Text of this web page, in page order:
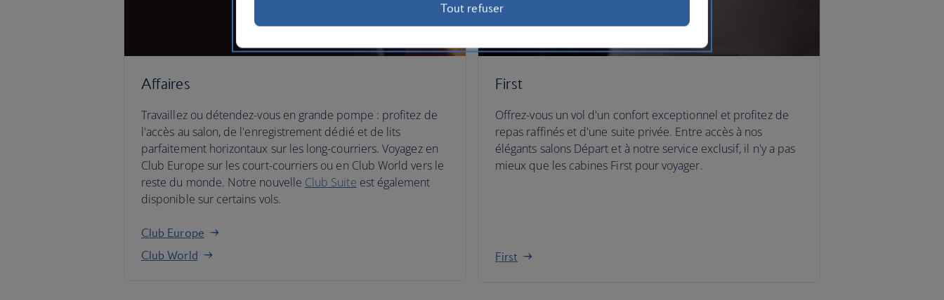
Affaires
Travaillez ou détendez-vous en grande pompe : profitez de
l'accès au salon, de l'enregistrement dédié et de lits
parfaitement horizontaux sur les long-courriers. Voyagez en
Club Europe sur les court-courriers ou en Club World vers le
reste du monde. Notre nouvelle Club Suite est également
disponible sur certains vols.
Club Europe
Club World
First
Offrez-vous un vol d'un confort exceptionnel et profitez de
repas raffinés et d'une suite privée. Entre accès à nos
élégants salons Départ et à notre service exclusif, il n'y a pas
mieux que les cabines First pour voyager.
First
Tout refuser